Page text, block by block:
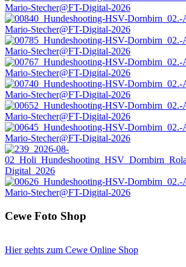
Cewe Foto Shop
Hier gehts zum Cewe Online Shop